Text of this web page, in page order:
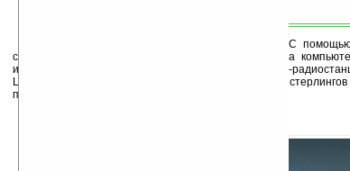
Еще один подарок для любителей музыки. С
слушать музыкальные композиции, хранящиеся на
интернету, можно настроиться на частоту интернет-
Logitech Squeezebox Duet равна 280 фунтов
предоставляется многофункциональный пульт ДУ.